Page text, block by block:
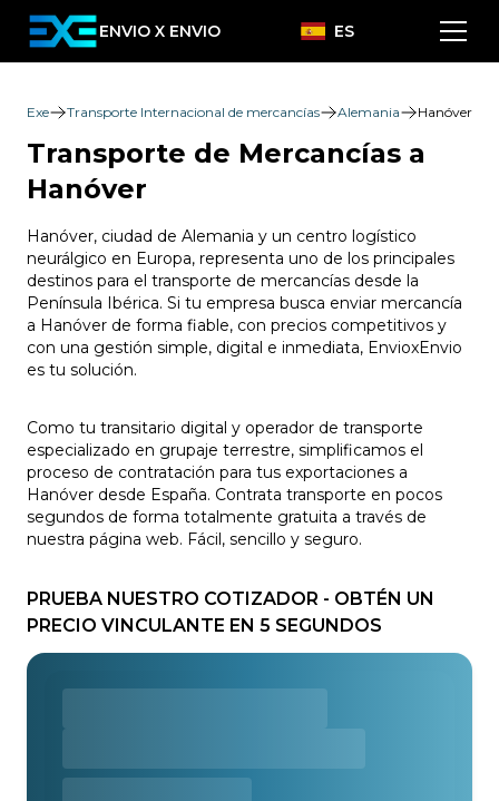
ENVIO X ENVIO ES
Exe Transporte Internacional de mercancías Alemania Hanóver
Transporte de Mercancías a
Hanóver
Hanóver, ciudad de Alemania y un centro logístico
neurálgico en Europa, representa uno de los principales
destinos para el transporte de mercancías desde la
Península Ibérica. Si tu empresa busca enviar mercancía
a Hanóver de forma fiable, con precios competitivos y
con una gestión simple, digital e inmediata, EnvioxEnvio
es tu solución.
Como tu transitario digital y operador de transporte
especializado en grupaje terrestre, simplificamos el
proceso de contratación para tus exportaciones a
Hanóver desde España. Contrata transporte en pocos
segundos de forma totalmente gratuita a través de
nuestra página web. Fácil, sencillo y seguro.
PRUEBA NUESTRO COTIZADOR - OBTÉN UN
PRECIO VINCULANTE EN 5 SEGUNDOS